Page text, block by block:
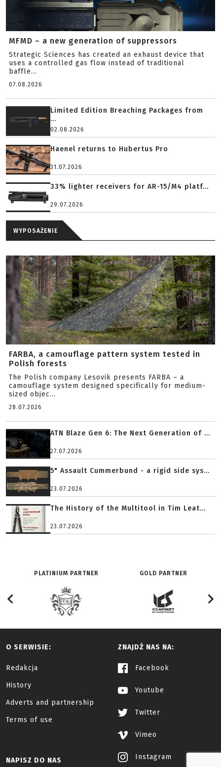
MFMD – a new generation of suppressors
Strategic Sciences has created an exhaust device that
uses a controlled gas flow instead of traditional
baffle...
07.08.2026
Limited Edition Breaching Packages from
...
02.08.2026
Haenel returns to Hubertus Pro
31.07.2026
33% lighter receivers for AR-15/M4 platf...
29.07.2026
WYPOSAŻENIE
FARBA, a camouflage pattern system tested in
Polish forests
The Polish company Lesovik presents FARBA – a
camouflage system designed specifically for medium-
sized objec...
28.07.2026
ATN Blaze Gen 6: The Next Generation of ...
27.07.2026
5" Assault Cummerbund - a rigid side sys...
23.07.2026
The History of the Multitool in Tim Leat...
23.07.2026
PLATINIUM PARTNER GOLD PARTNER
O SERWISIE:
Redakcja
History
Adverts and partnership
Terms of use
ZNAJDŹ NAS NA:
Facebook
Youtube
Twitter
Vimeo
Instagram
NAPISZ DO NAS